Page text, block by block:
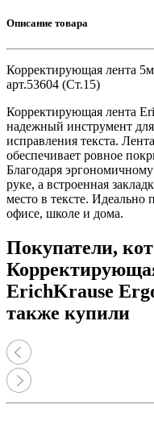
Описание товара
Корректирующая лента
арт.53604 (Ст.15)
Корректирующая лента
надежный инструмент
исправления текста.
обеспечивает ровное
Благодаря
руке, а встроенная
место в тексте. Идеально
офисе, школе и дома.
Покупатели,
ErichKrause
также купили